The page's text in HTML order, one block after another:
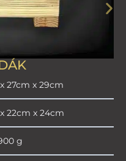
27cm x 29cm
22cm x 24cm
g